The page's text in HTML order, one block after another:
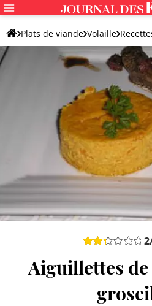
Plats de viande Volaille
Magret de canard
2
Aiguillettes